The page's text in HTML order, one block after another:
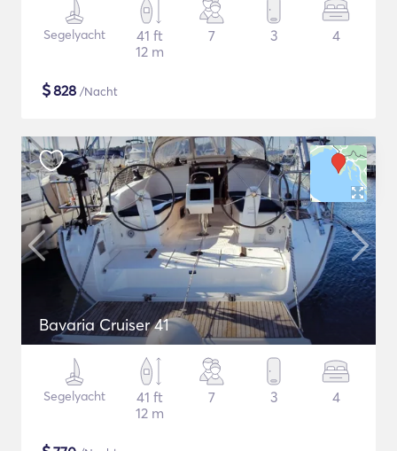
Segelyacht
41 ft
12 m
7 3 4
$828 /Nacht
Bavaria Cruiser 41
Segelyacht
41 ft
12 m
7 3 4